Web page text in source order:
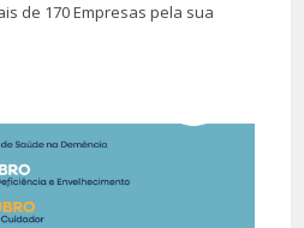
de 170 Empresas pela sua